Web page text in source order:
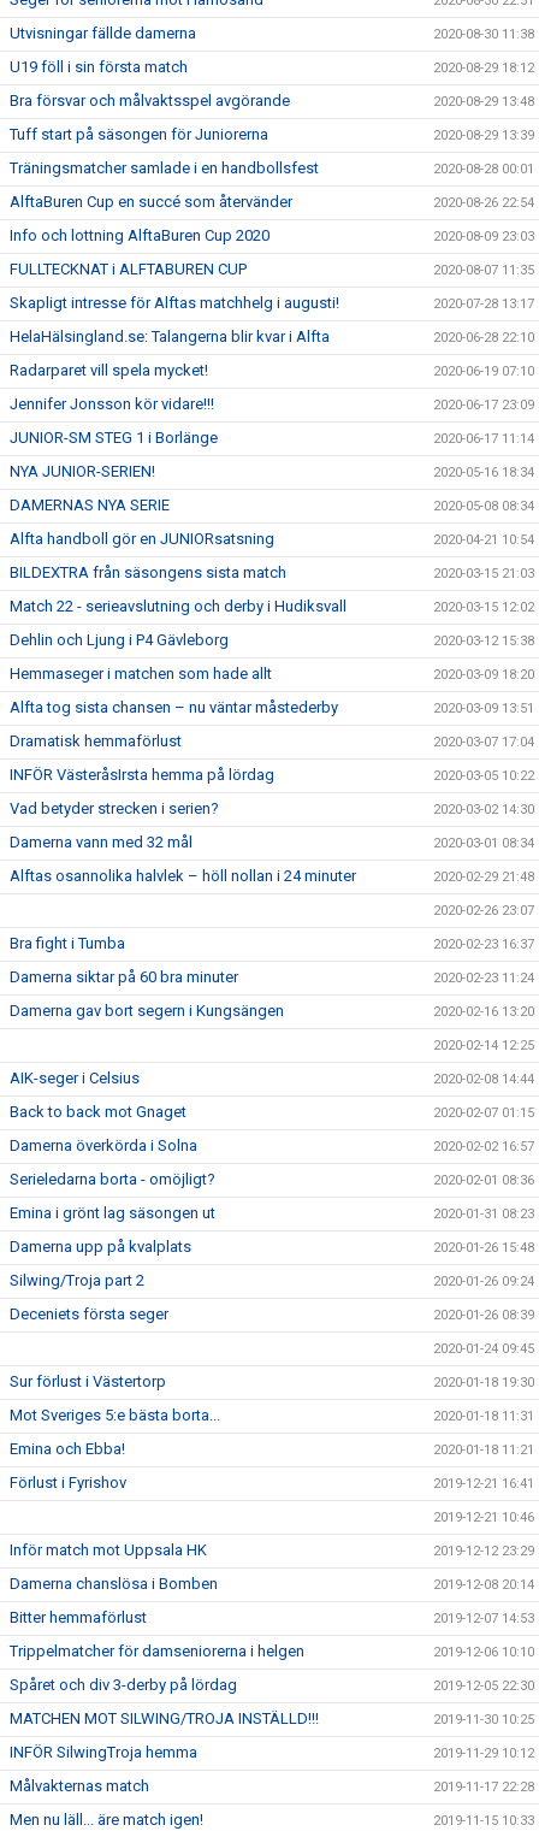
Utvisningar fällde damerna 2020-08-30 11:38
U19 föll i sin första match 2020-08-29 18:12
Bra försvar och målvaktsspel avgörande 2020-08-29 13:48
Tuff start på säsongen för Juniorerna 2020-08-29 13:39
Träningsmatcher samlade i en handbollsfest 2020-08-28 00:01
AlftaBuren Cup en succé som återvänder 2020-08-26 22:54
Info och lottning AlftaBuren Cup 2020 2020-08-09 23:03
FULLTECKNAT i ALFTABUREN CUP 2020-08-07 11:35
Skapligt intresse för Alftas matchhelg i augusti! 2020-07-28 13:17
HelaHälsingland.se: Talangerna blir kvar i Alfta 2020-06-28 22:10
Radarparet vill spela mycket! 2020-06-19 07:10
Jennifer Jonsson kör vidare!!! 2020-06-17 23:09
JUNIOR-SM STEG 1 i Borlänge 2020-06-17 11:14
NYA JUNIOR-SERIEN! 2020-05-16 18:34
DAMERNAS NYA SERIE 2020-05-08 08:34
Alfta handboll gör en JUNIORsatsning 2020-04-21 10:54
BILDEXTRA från säsongens sista match 2020-03-15 21:03
Match 22 - serieavslutning och derby i Hudiksvall 2020-03-15 12:02
Dehlin och Ljung i P4 Gävleborg 2020-03-12 15:38
Hemmaseger i matchen som hade allt 2020-03-09 18:20
Alfta tog sista chansen – nu väntar måstederby 2020-03-09 13:51
Dramatisk hemmaförlust 2020-03-07 17:04
INFÖR VästeråsIrsta hemma på lördag 2020-03-05 10:22
Vad betyder strecken i serien? 2020-03-02 14:30
Damerna vann med 32 mål 2020-03-01 08:34
Alftas osannolika halvlek – höll nollan i 24 minuter 2020-02-29 21:48
2020-02-26 23:07
Bra fight i Tumba 2020-02-23 16:37
Damerna siktar på 60 bra minuter 2020-02-23 11:24
Damerna gav bort segern i Kungsängen 2020-02-16 13:20
2020-02-14 12:25
AIK-seger i Celsius 2020-02-08 14:44
Back to back mot Gnaget 2020-02-07 01:15
Damerna överkörda i Solna 2020-02-02 16:57
Serieledarna borta - omöjligt? 2020-02-01 08:36
Emina i grönt lag säsongen ut 2020-01-31 08:23
Damerna upp på kvalplats 2020-01-26 15:48
Silwing/Troja part 2 2020-01-26 09:24
Deceniets första seger 2020-01-26 08:39
2020-01-24 09:45
Sur förlust i Västertorp 2020-01-18 19:30
Mot Sveriges 5:e bästa borta... 2020-01-18 11:31
Emina och Ebba! 2020-01-18 11:21
Förlust i Fyrishov 2019-12-21 16:41
2019-12-21 10:46
Inför match mot Uppsala HK 2019-12-12 23:29
Damerna chanslösa i Bomben 2019-12-08 20:14
Bitter hemmaförlust 2019-12-07 14:53
Trippelmatcher för damseniorerna i helgen 2019-12-06 10:10
Spåret och div 3-derby på lördag 2019-12-05 22:30
MATCHEN MOT SILWING/TROJA INSTÄLLD!!! 2019-11-30 10:25
INFÖR SilwingTroja hemma 2019-11-29 10:12
Målvakternas match 2019-11-17 22:28
Men nu läll... äre match igen! 2019-11-15 10:33